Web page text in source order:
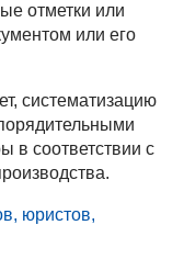
отметки или
или его
систематизацию
в соответствии с
юристов,